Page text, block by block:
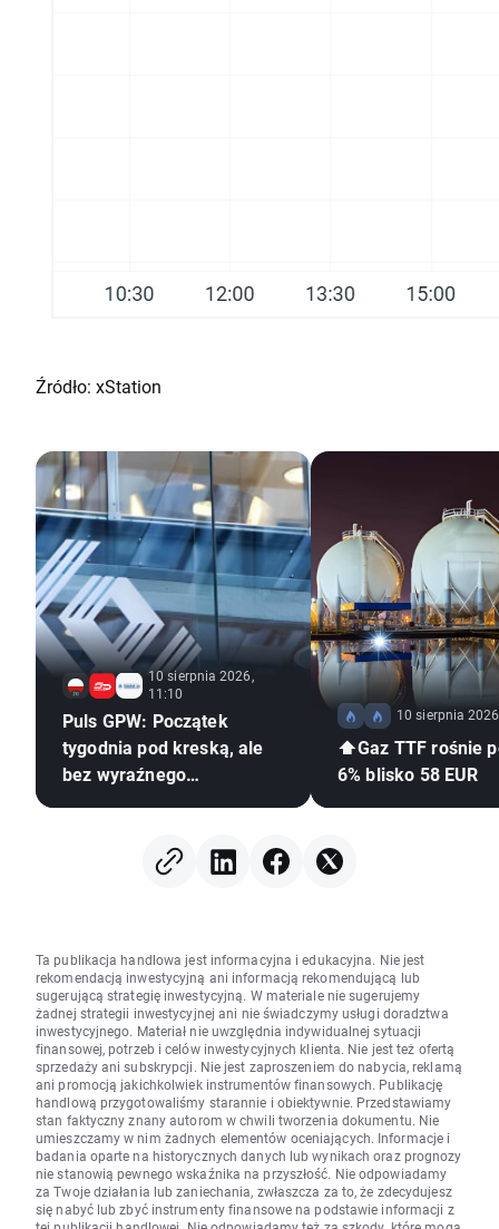
Źródło: xStation
10 sierpnia 2026,
11:10
Puls GPW: Początek
tygodnia pod kreską, ale
bez wyraźnego
10 sierpnia
⬆️Gaz TTF rośnie
6% blisko 58 EUR
Ta publikacja handlowa jest informacyjna i edukacyjna. Nie jest
rekomendacją inwestycyjną ani informacją rekomendującą lub
sugerującą strategię inwestycyjną. W materiale nie sugerujemy
żadnej strategii inwestycyjnej ani nie świadczymy usługi doradztwa
inwestycyjnego. Materiał nie uwzględnia indywidualnej sytuacji
finansowej, potrzeb i celów inwestycyjnych klienta. Nie jest też ofertą
sprzedaży ani subskrypcji. Nie jest zaproszeniem do nabycia, reklamą
ani promocją jakichkolwiek instrumentów finansowych. Publikację
handlową przygotowaliśmy starannie i obiektywnie. Przedstawiamy
stan faktyczny znany autorom w chwili tworzenia dokumentu. Nie
umieszczamy w nim żadnych elementów oceniających. Informacje i
badania oparte na historycznych danych lub wynikach oraz prognozy
nie stanowią pewnego wskaźnika na przyszłość. Nie odpowiadamy
za Twoje działania lub zaniechania, zwłaszcza za to, że zdecydujesz
się nabyć lub zbyć instrumenty finansowe na podstawie informacji z